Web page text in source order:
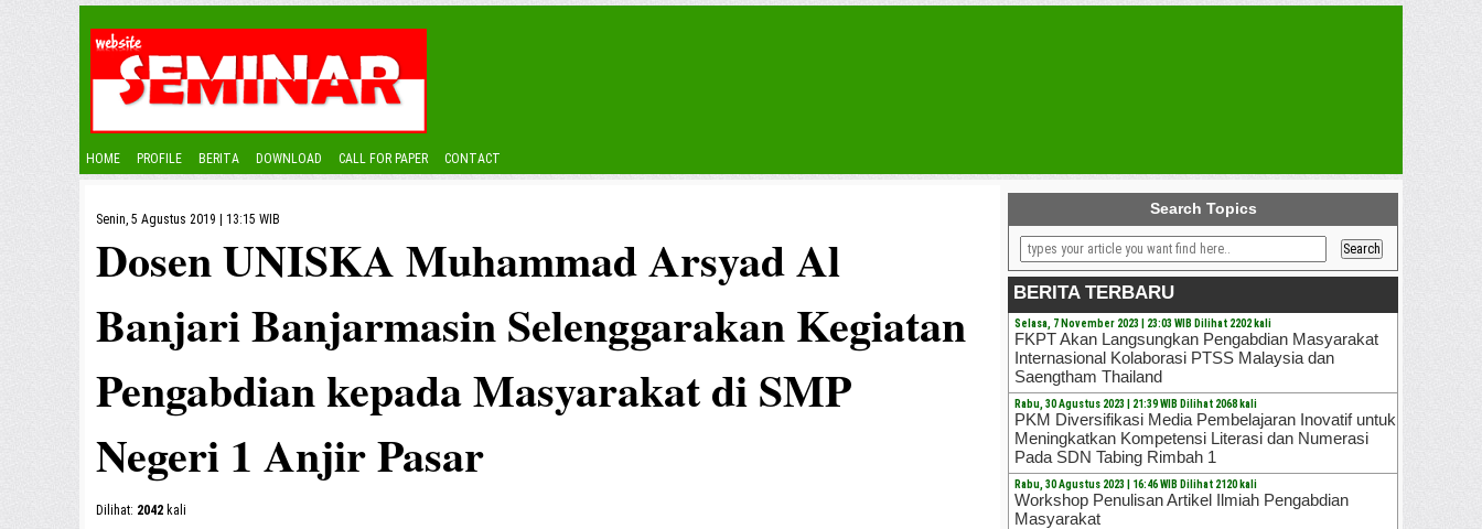
HOME PROFILE BERITA DOWNLOAD CALL FOR PAPER CONTACT
Senin, 5 Agustus 2019 | 13:15 WIB
Dosen UNISKA Muhammad Arsyad Al
Banjari Banjarmasin Selenggarakan Kegiatan
Pengabdian kepada Masyarakat di SMP
Negeri 1 Anjir Pasar
Dilihat: 2042 kali
Search Topics
BERITA TERBARU
Selasa, 7 November 2023 | 23:03 WIB Dilihat 2202 kali
FKPT Akan Langsungkan Pengabdian Masyarakat
Internasional Kolaborasi PTSS Malaysia dan
Saengtham Thailand
Rabu, 30 Agustus 2023 | 21:39 WIB Dilihat 2068 kali
PKM Diversifikasi Media Pembelajaran Inovatif untuk
Meningkatkan Kompetensi Literasi dan Numerasi
Pada SDN Tabing Rimbah 1
Rabu, 30 Agustus 2023 | 16:46 WIB Dilihat 2120 kali
Workshop Penulisan Artikel Ilmiah Pengabdian
Masyarakat